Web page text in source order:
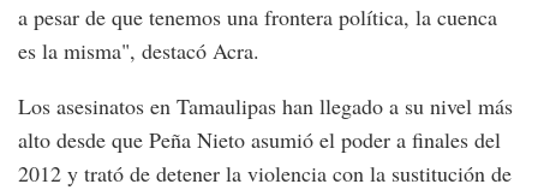
a pesar de que tenemos una frontera política, la cuenca
es la misma", destacó Acra.
Los asesinatos en Tamaulipas han llegado a su nivel más
alto desde que Peña Nieto asumió el poder a finales del
2012 y trató de detener la violencia con la sustitución de